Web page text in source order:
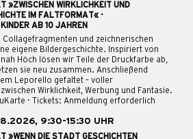
»ZWISCHEN WIRKLICHKEIT UND
IM FALTFORMAT« ·
AB 10 JAHREN
und zeichnerischen
eigene Bildergeschichte. Inspiriert von
Höch lösen wir Teile der Druckfarbe ab,
sie neu zusammen. Anschließend
Leporello gefaltet – voller
Wirklichkeit, Werbung und Fantasie.
· Tickets: Anmeldung erforderlich
9:30-15:30 UHR